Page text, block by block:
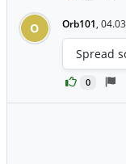
O Orb101,
0
Spread